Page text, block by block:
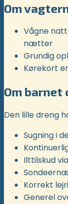
Om
Vågne
nætter
Grundig
Kørekort
Om barnet
Den lille dreng
Sugning i
Ilttilskud
Korrekt
Generel